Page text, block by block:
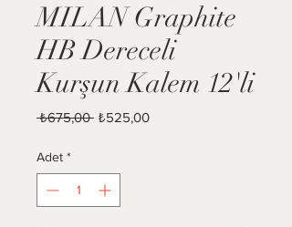
MILAN Graphite
HB Dereceli
Kurşun Kalem 12'li
₺675,00 Normal Fiyat
₺525,00İndirimli Fiyat
Adet *